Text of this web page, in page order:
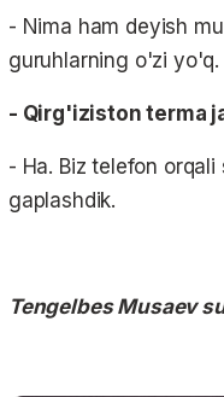
- Nima ham deyish
guruhlarning o'zi yo'q.
- Qirg'iziston terma
- Ha. Biz telefon
gaplashdik.
Tengelbes Musaev